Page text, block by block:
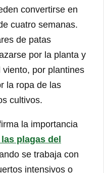
convertirse en
cuatro semanas.
de patas
por la planta y
por plantines
la ropa de las
cultivos.
la importancia
plagas del
se trabaja con
intensivos o